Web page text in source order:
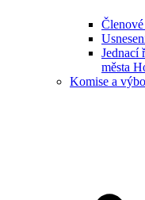
Jednací
města
Komise a